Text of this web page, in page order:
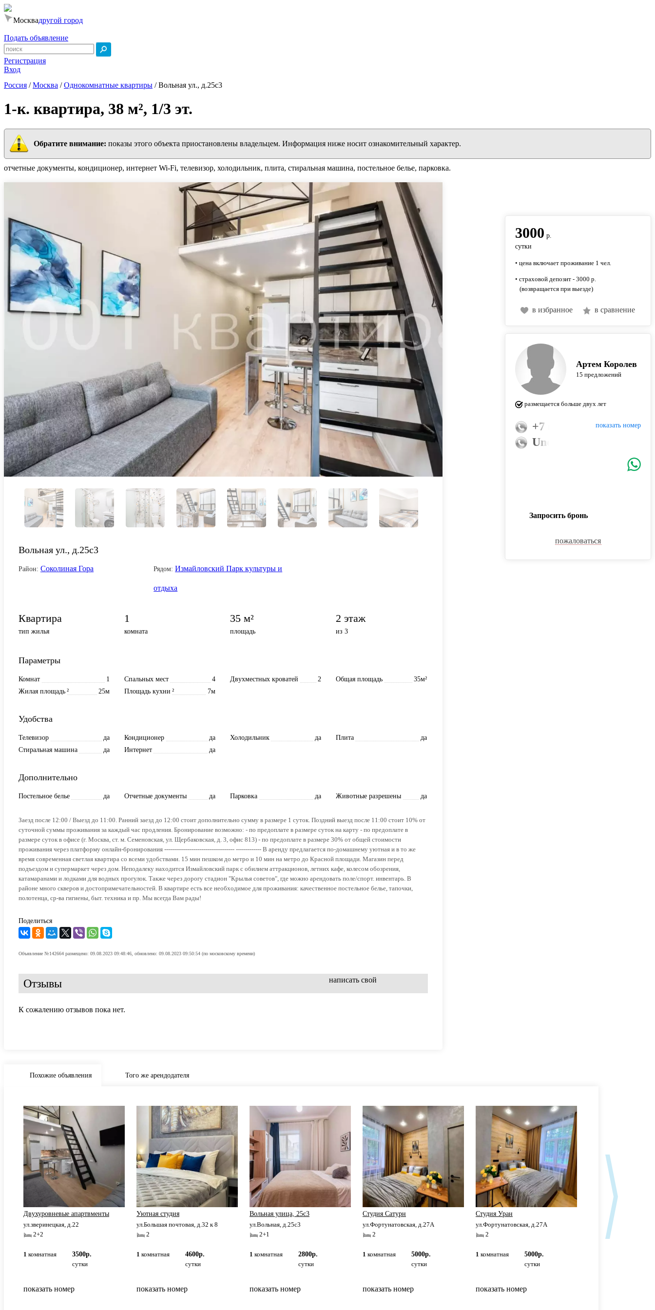
Москвадругой город
Подать объявление
Регистрация
Вход
Россия /Москва /Однокомнатные квартиры /Вольная ул., д.25с3
1-к. квартира, 38 м², 1/3 эт.
Обратите внимание: показы этого объекта приостановлены владельцем. Информация ниже носит ознакомительный характер.
отчетные документы, кондиционер, интернет Wi-Fi, телевизор, холодильник, плита, стиральная машина, постельное белье, парковка.
Вольная ул., д.25с3
Район: Соколиная Гора Рядом: Измайловский Парк культуры и
отдыха
Квартира
тип жилья
1
комната
35 м²
площадь
2 этаж
из 3
Параметры
Комнат 1 Спальных мест 4 Двухместных кроватей 2 Общая площадь
35м²
Жилая площадь
25м
² Площадь кухни 7м
²
Удобства
Телевизор да Кондиционер да Холодильник да Плита
да
Стиральная машина
да Интернет да
Дополнительно
Постельное белье да Отчетные документы да Парковка да Животные разрешены да
Заезд после 12:00 / Выезд до 11:00. Ранний заезд до 12:00 стоит дополнительно сумму в размере 1 суток. Поздний выезд после 11:00 стоит 10% от
суточной суммы проживания за каждый час продления. Бронирование возможно: - по предоплате в размере суток на карту - по предоплате в
размере суток в офисе (г. Москва, ст. м. Семеновская, ул. Щербаковская, д. 3, офис 813) - по предоплате в размере 30% от общей стоимости
проживания через платформу онлайн-бронирования ------------------------------------ ------------- В аренду предлагается по-домашнему уютная и в то же
время современная светлая квартира со всеми удобствами. 15 мин пешком до метро и 10 мин на метро до Красной площади. Магазин перед
подъездом и супермаркет через дом. Неподалеку находится Измайловский парк с обилием аттракционов, летних кафе, колесом обозрения,
катамаранами и лодками для водных прогулок. Также через дорогу стадион "Крылья советов", где можно арендовать поле/спорт. инвентарь. В
районе много скверов и достопримечательностей. В квартире есть все необходимое для проживания: качественное постельное белье, тапочки,
полотенца, ср-ва гигиены, быт. техника и пр. Мы всегда Вам рады!
Поделиться
Объявление №142664 размещено: 09.08.2023 09:48:46, обновлено: 09.08.2023 09:50:54 (по московскому времени)
Отзывы написать свой
К сожалению отзывов пока нет.
3000 р.
сутки
• цена включает проживание 1 чел.
• страховой депозит - 3000 р.
(возвращается при выезде)
в избранное в сравнение
Артем Королев
15 предложений
размещается больше двух лет
показать номер
+7 (926) 950-66-99
Uno-estate@mail.ru
Запросить бронь
пожаловаться
Похожие объявления Того же арендодателя
Двухуровневые апартвменты
ул.зверинецкая, д.22
2+2
1 комнатная
3500р.
сутки
показать номер
Уютная студия
ул.Большая почтовая, д.32 к 8
2
1 комнатная
4600р.
сутки
показать номер
Вольная улица, 25с3
ул.Вольная, д.25с3
2+1
1 комнатная
2800р.
сутки
показать номер
Студия Сатурн
ул.Фортунатовская, д.27А
2
1 комнатная
5000р.
сутки
показать номер
Студия Уран
ул.Фортунатовская, д.27А
2
1 комнатная
5000р.
сутки
показать номер
Студия Нептун
ул.Фортунатовская,